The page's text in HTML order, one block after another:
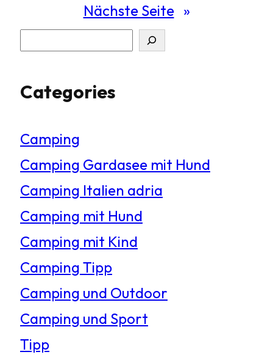
Nächste Seite »
c
e
n
Categories
Camping
Camping Gardasee mit Hund
Camping Italien adria
Camping mit Hund
Camping mit Kind
Camping Tipp
Camping und Outdoor
Camping und Sport
Tipp